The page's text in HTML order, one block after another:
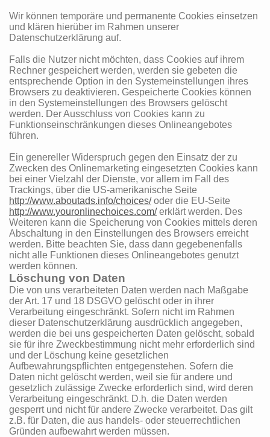
Wir können temporäre und permanente Cookies einsetzen
und klären hierüber im Rahmen unserer
Datenschutzerklärung auf.
Falls die Nutzer nicht möchten, dass Cookies auf ihrem
Rechner gespeichert werden, werden sie gebeten die
entsprechende Option in den Systemeinstellungen ihres
Browsers zu deaktivieren. Gespeicherte Cookies können
in den Systemeinstellungen des Browsers gelöscht
werden. Der Ausschluss von Cookies kann zu
Funktionseinschränkungen dieses Onlineangebotes
führen.
Ein genereller Widerspruch gegen den Einsatz der zu
Zwecken des Onlinemarketing eingesetzten Cookies kann
bei einer Vielzahl der Dienste, vor allem im Fall des
Trackings, über die US-amerikanische Seite
http://www.aboutads.info/choices/oder die EU-Seite
http://www.youronlinechoices.com/erklärt werden. Des
Weiteren kann die Speicherung von Cookies mittels deren
Abschaltung in den Einstellungen des Browsers erreicht
werden. Bitte beachten Sie, dass dann gegebenenfalls
nicht alle Funktionen dieses Onlineangebotes genutzt
werden können.
Löschung von Daten
Die von uns verarbeiteten Daten werden nach Maßgabe
der Art. 17 und 18 DSGVO gelöscht oder in ihrer
Verarbeitung eingeschränkt. Sofern nicht im Rahmen
dieser Datenschutzerklärung ausdrücklich angegeben,
werden die bei uns gespeicherten Daten gelöscht, sobald
sie für ihre Zweckbestimmung nicht mehr erforderlich sind
und der Löschung keine gesetzlichen
Aufbewahrungspflichten entgegenstehen. Sofern die
Daten nicht gelöscht werden, weil sie für andere und
gesetzlich zulässige Zwecke erforderlich sind, wird deren
Verarbeitung eingeschränkt. D.h. die Daten werden
gesperrt und nicht für andere Zwecke verarbeitet. Das gilt
z.B. für Daten, die aus handels- oder steuerrechtlichen
Gründen aufbewahrt werden müssen.